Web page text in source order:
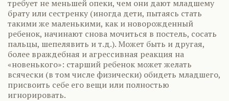
требует не меньшей опеки, чем они дают младшему
брату или сестренку (иногда дети, пытаясь стать
такими же маленькими, как и новорожденный
ребенок, начинают снова мочиться в постель, сосать
пальцы, шепелявить и т.д.). Может быть и другая,
более враждебная и агрессивная реакция на
«новенького»: старший ребенок может желать
всячески (в том числе физически) обидеть младшего,
присвоить себе его вещи или полностью
игнорировать.